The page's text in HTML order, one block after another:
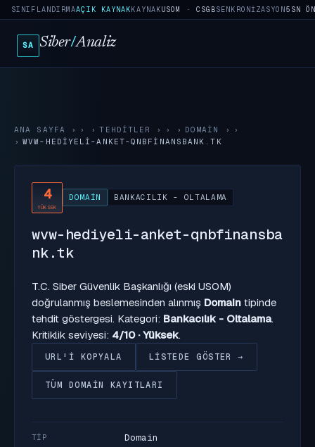
SINIFLANDIRMAAÇIK KAYNAKKAYNAKUSOM · CSGBSENKRONIZASYON5SN
SA Siber/Analiz
ANA SAYFA › TEHDITLER › DOMAIN
›
WVW-HEDIYELI-ANKET-QNBFINANSBANK.TK
4
YÜKSEK
DOMAIN BANKACILIK - OLTALAMA
wvw-hediyeli-anket-qnbfinansba
nk.tk
T.C. Siber Güvenlik Başkanlığı (eski USOM)
doğrulanmış beslemesinden alınmış Domain tipinde
tehdit göstergesi. Kategori: Bankacılık - Oltalama.
Kritiklik seviyesi: 4/10 · Yüksek.
URL'I KOPYALA LISTEDE GÖSTER →
TÜM DOMAIN KAYITLARI
TIP Domain